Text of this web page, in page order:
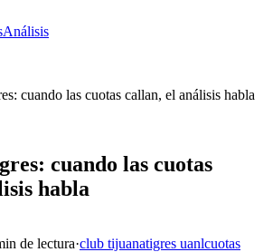
Análisis
cuando las cuotas callan, el análisis habla
cuando las cuotas
habla
de lectura·club tijuanatigres uanlcuotas